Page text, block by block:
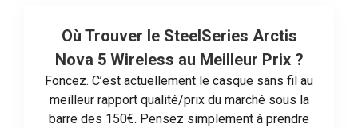
Où Trouver le SteelSeries Arctis
Nova 5 Wireless au Meilleur Prix ?
Foncez. C’est actuellement le casque sans fil au
meilleur rapport qualité/prix du marché sous la
barre des 150€. Pensez simplement à prendre